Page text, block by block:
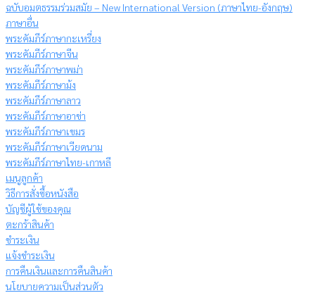
ฉบับอมตธรรมร่วมสมัย – New International Version (ภาษาไทย-อังกฤษ)
ภาษาอื่น
พระคัมภีร์ภาษากะเหรี่ยง
พระคัมภีร์ภาษาจีน
พระคัมภีร์ภาษาพม่า
พระคัมภีร์ภาษาม้ง
พระคัมภีร์ภาษาลาว
พระคัมภีร์ภาษาอาข่า
พระคัมภีร์ภาษาเขมร
พระคัมภีร์ภาษาเวียดนาม
พระคัมภีร์ภาษาไทย-เกาหลี
เมนูลูกค้า
วิธีการสั่งซื้อหนังสือ
บัญชีผู้ใช้ของคุณ
ตะกร้าสินค้า
ชำระเงิน
แจ้งชำระเงิน
การคืนเงินและการคืนสินค้า
นโยบายความเป็นส่วนตัว